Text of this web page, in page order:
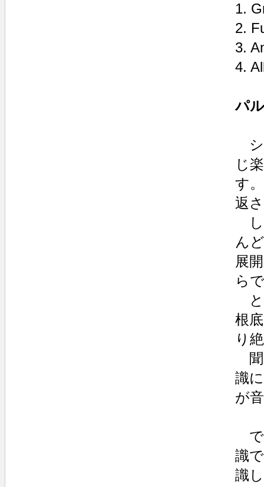
1.
2.
3.
4.
パ
シ
じ
す
返
し
ん
展
ら
と
根
り
聞
識
が
で
識
識